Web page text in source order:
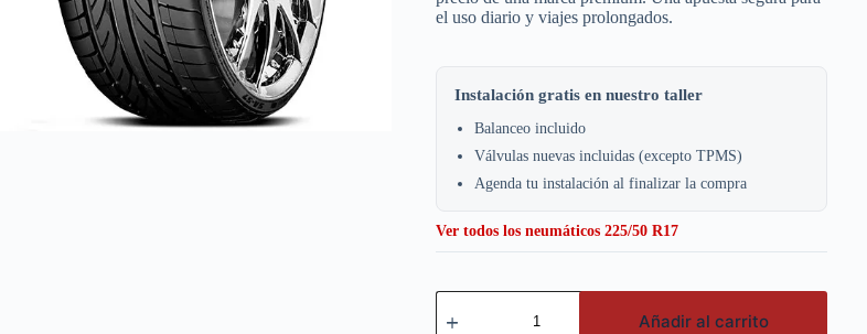
el uso diario y viajes prolongados.
Instalación gratis en nuestro taller
Balanceo incluido
Válvulas nuevas incluidas (excepto TPMS)
Agenda tu instalación al finalizar la compra
Ver todos los neumáticos 225/50 R17
Goodride
225/50
Añadir al carrito